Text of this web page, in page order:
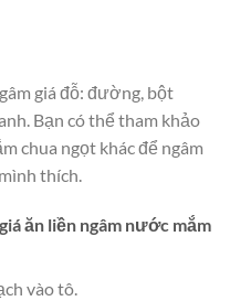
giá đỗ: đường, bột
Bạn có thể tham khảo
chua ngọt khác để ngâm
thích.
ăn liền ngâm nước mắm
vào tô.